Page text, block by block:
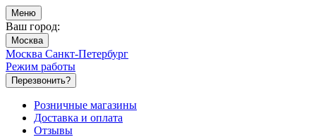
Меню
Ваш город:
Москва
Москва Санкт-Петербург
Режим работы
Перезвонить?
Розничные магазины
Доставка и оплата
Отзывы